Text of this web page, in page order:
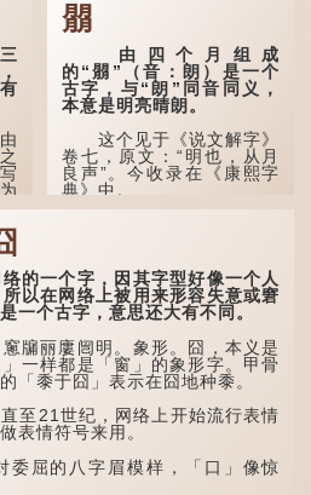
朤
由四个月组成
的“朤”（音：朗）是一个
古字，与“朗”同音同义，
本意是明亮晴朗。
这个见于《说文解字》
卷七，原文：“明也，从月
良声”。今收录在《康熙字
典》中。
谁。”干坤是《周易》中的
两个卦名，这里指天地、宇
宙等，形容政治清明，天下
太平！
“天空朤朤，任鸟儿高
飞。”也是指天清气明，鸟
儿可高飞。
“朤朤脆脆”就是形容办
事爽快干脆。我...
一个字，因其字型好像一个人
以在网络上被用来形容失意或窘
一个古字，意思还大有不同。
丽廔闿明。象形。囧，本义是
一样都是「窗」的象形字。甲骨
「黍于囧」表示在囧地种黍。
21世纪，网络上开始流行表情
表情符号来用。
屈的八字眉模样，「口」像惊